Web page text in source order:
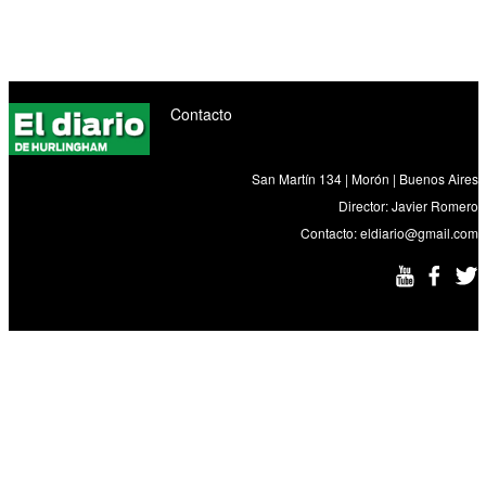
Contacto
San Martín 134 | Morón | Buenos Aires
Director: Javier Romero
Contacto:eldiario@gmail.com